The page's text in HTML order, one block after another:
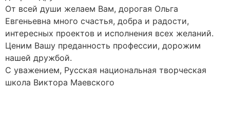
От всей души желаем Вам, дорогая Ольга
Евгеньевна много счастья, добра и радости,
интересных проектов и исполнения всех желаний.
Ценим Вашу преданность профессии, дорожим
нашей дружбой.
С уважением, Русская национальная творческая
школа Виктора Маевского